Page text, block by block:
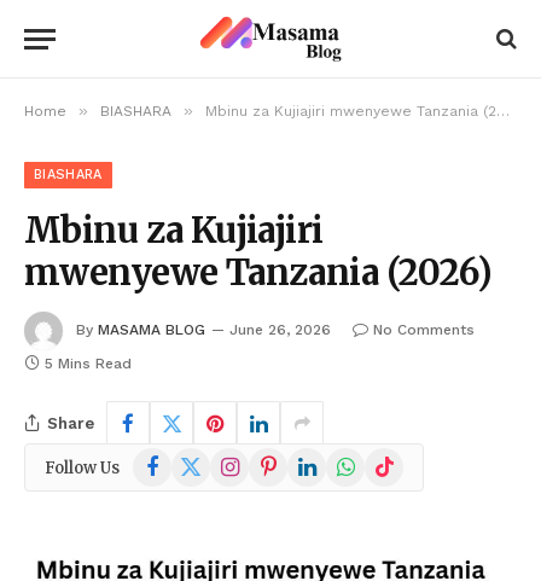
Home » BIASHARA » Mbinu za Kujiajiri mwenyewe Tanzania (2026)
BIASHARA
Mbinu za Kujiajiri
mwenyewe Tanzania (2026)
By MASAMA BLOG June 26, 2026
No Comments
5 Mins Read
Share
Follow Us Facebook
X
(Twitter)
InstagramPinterestLinkedInWhatsApp
TikTok